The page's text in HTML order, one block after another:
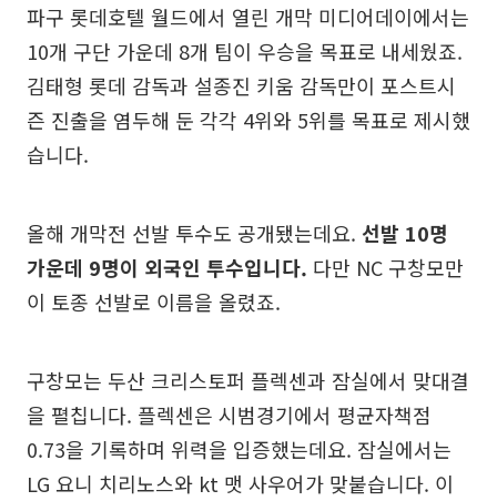
파구 롯데호텔 월드에서 열린 개막 미디어데이에서는
10개 구단 가운데 8개 팀이 우승을 목표로 내세웠죠.
김태형 롯데 감독과 설종진 키움 감독만이 포스트시
즌 진출을 염두해 둔 각각 4위와 5위를 목표로 제시했
습니다.
올해 개막전 선발 투수도 공개됐는데요. 선발 10명
가운데 9명이 외국인 투수입니다. 다만 NC 구창모만
이 토종 선발로 이름을 올렸죠.
구창모는 두산 크리스토퍼 플렉센과 잠실에서 맞대결
을 펼칩니다. 플렉센은 시범경기에서 평균자책점
0.73을 기록하며 위력을 입증했는데요. 잠실에서는
LG 요니 치리노스와 kt 맷 사우어가 맞붙습니다. 이